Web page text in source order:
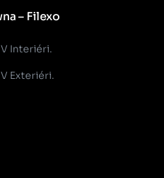
– Filexo
Interiéri.
Exteriéri.